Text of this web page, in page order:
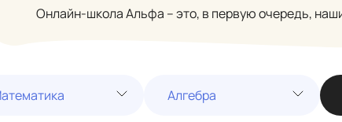
Онлайн-школа Альфа – это, в первую очередь,
Алгебра